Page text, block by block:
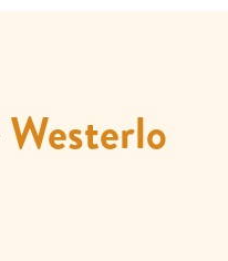
Westerlo